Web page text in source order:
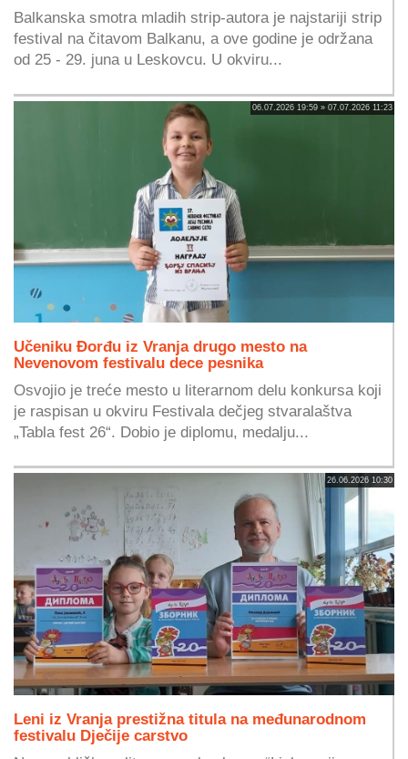
Balkanska smotra mladih strip-autora je najstariji strip
festival na čitavom Balkanu, a ove godine je održana
od 25 - 29. juna u Leskovcu. U okviru...
06.07.2026 19:59 » 07.07.2026 11:23
Učeniku Đorđu iz Vranja drugo mesto na
Nevenovom festivalu dece pesnika
Osvojio je treće mesto u literarnom delu konkursa koji
je raspisan u okviru Festivala dečjeg stvaralaštva
„Tabla fest 26“. Dobio je diplomu, medalju...
26.06.2026 10:30
Leni iz Vranja prestižna titula na međunarodnom
festivalu Dječije carstvo